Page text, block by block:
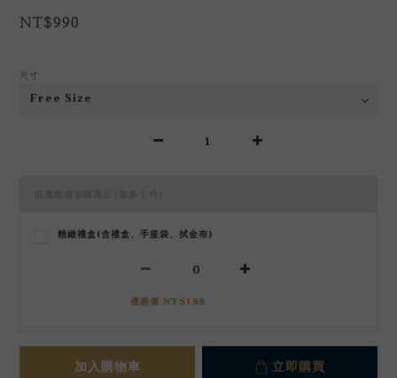
NT$990
尺寸
以優惠價加購商品 (最多 1 件)
精緻禮盒(含禮盒、手提袋、拭金布)
優惠價 NT$188
加入購物車 立即購買